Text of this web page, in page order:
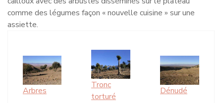
comme des légumes façon « nouvelle cuisine » sur une
assiette.
Arbres
Tronc
torturé
Dénudé